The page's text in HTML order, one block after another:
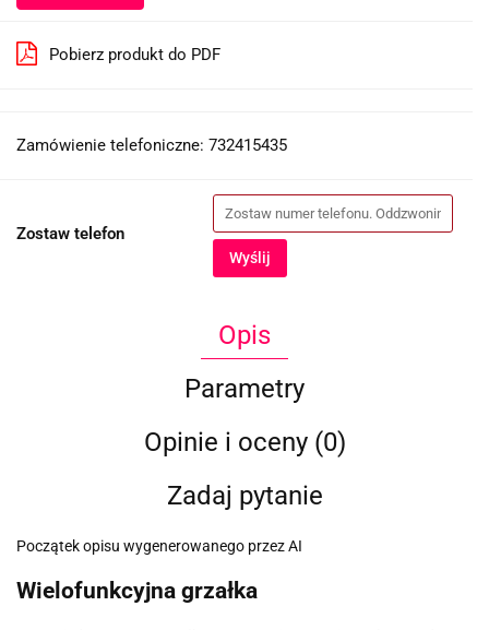
Pobierz produkt do PDF
Zamówienie telefoniczne: 732415435
Zostaw telefon
Wyślij
Opis
Parametry
Opinie i oceny (0)
Zadaj pytanie
Początek opisu wygenerowanego przez AI
Wielofunkcyjna grzałka